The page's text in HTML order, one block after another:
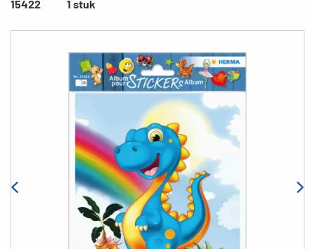
15422
1 stuk